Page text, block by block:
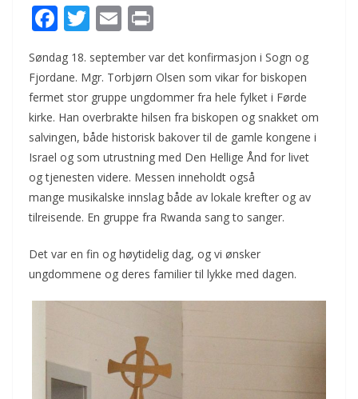
F
e
b
o
o
k
T
itt
er
E
m
ai
l
in
t
Søndag 18. september var det konfirmasjon i Sogn og
Fjordane. Mgr. Torbjørn Olsen som vikar for biskopen
fermet stor gruppe ungdommer fra hele fylket i Førde
kirke. Han overbrakte hilsen fra biskopen og snakket om
salvingen, både historisk bakover til de gamle kongene i
Israel og som utrustning med Den Hellige Ånd for livet
og tjenesten videre. Messen inneholdt også
mange musikalske innslag både av lokale krefter og av
tilreisende. En gruppe fra Rwanda sang to sanger.
Det var en fin og høytidelig dag, og vi ønsker
ungdommene og deres familier til lykke med dagen.